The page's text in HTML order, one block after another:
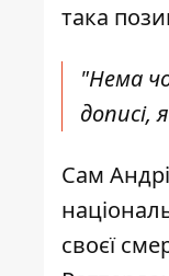
така
"Нема
дописі,
Сам
своєї